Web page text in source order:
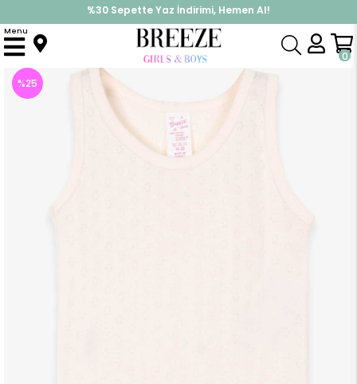
%30 Sepette Yaz İndirimi, Hemen Al!
İndirimlere ek %10 İndirimi Kap, Hemen Üye Ol!
0
Menu
Anasayfa Pijama & İç Giyim KIZ Zıbın
%25